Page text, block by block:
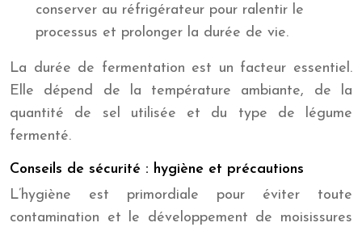
conserver au réfrigérateur pour ralentir le
processus et prolonger la durée de vie.
La durée de fermentation est un facteur essentiel.
Elle dépend de la température ambiante, de la
quantité de sel utilisée et du type de légume
fermenté.
Conseils de sécurité : hygiène et précautions
L’hygiène est primordiale pour éviter toute
contamination et le développement de moisissures